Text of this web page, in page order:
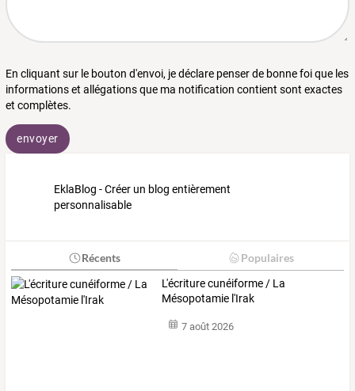
En cliquant sur le bouton d'envoi, je déclare penser de bonne foi que les
informations et allégations que ma notification contient sont exactes
et complètes.
envoyer
EklaBlog - Créer un blog entièrement
personnalisable
Récents Populaires
L'écriture cunéiforme / La
Mésopotamie l'Irak
7 août 2026